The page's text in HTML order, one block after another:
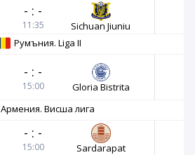
- : -
11:35
Sichuan Jiuniu
Румъния. Liga II
- : -
15:00
Gloria Bistrita
Армения. Висша лига
- : -
15:00 Sardarapat